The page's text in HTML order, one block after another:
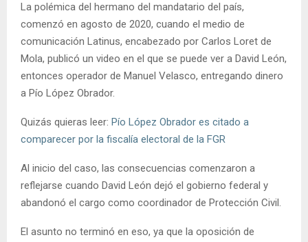
La polémica del hermano del mandatario del país,
comenzó en agosto de 2020, cuando el medio de
comunicación Latinus, encabezado por Carlos Loret de
Mola, publicó un video en el que se puede ver a David León,
entonces operador de Manuel Velasco, entregando dinero
a Pío López Obrador.
Quizás quieras leer: Pío López Obrador es citado a
comparecer por la fiscalía electoral de la FGR
Al inicio del caso, las consecuencias comenzaron a
reflejarse cuando David León dejó el gobierno federal y
abandonó el cargo como coordinador de Protección Civil.
El asunto no terminó en eso, ya que la oposición de